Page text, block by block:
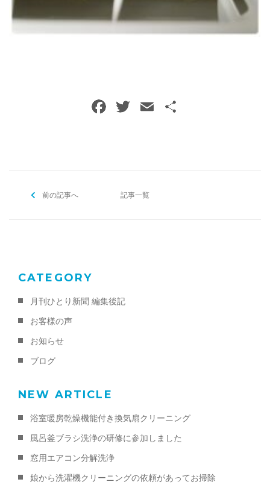
ご予約・お問い合わせ
0120-396-620
F
o
T E
前の記事へ 記事一覧
CATEGORY
月刊ひとり新聞 編集後記
お客様の声
お知らせ
ブログ
NEW ARTICLE
浴室暖房乾燥機能付き換気扇クリーニング
風呂釜ブラシ洗浄の研修に参加しました
窓用エアコン分解洗浄
娘から洗濯機クリーニングの依頼があってお掃除